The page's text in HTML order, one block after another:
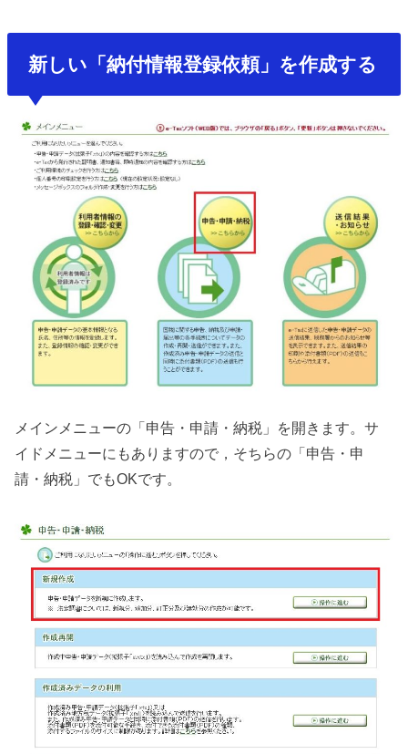
新しい「納付情報登録依頼」を作成する
メインメニューの「申告・申請・納税」を開きます。サ
イドメニューにもありますので，そちらの「申告・申
請・納税」でもOKです。